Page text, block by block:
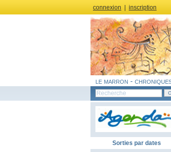
connexion inscription
le marron -
Sorties par dates